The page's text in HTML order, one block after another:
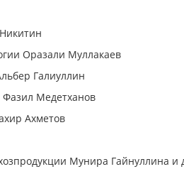
Оразали Муллакаев
Галиуллин
Фазил Медетханов
Ахметов
Мунира Гайнуллина и